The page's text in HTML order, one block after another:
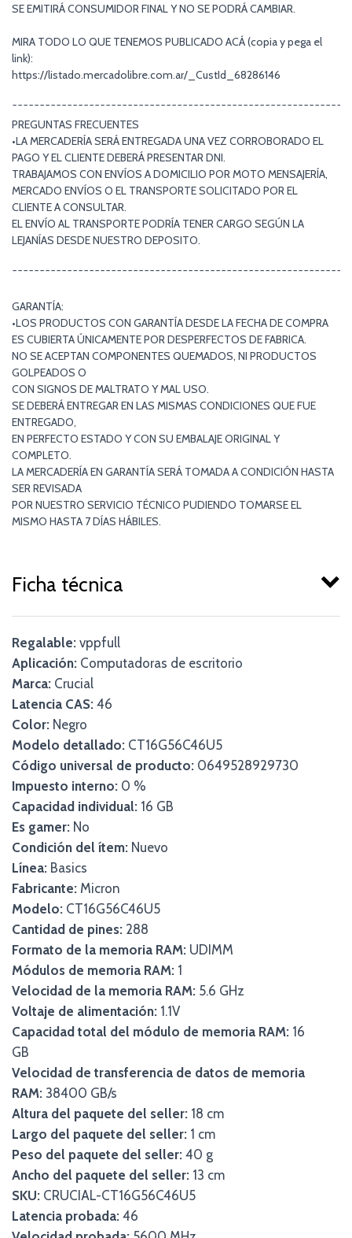
SE EMITIRÁ CONSUMIDOR FINAL Y NO SE PODRÁ CAMBIAR.
MIRA TODO LO QUE TENEMOS PUBLICADO ACÁ (copia y pega el
link):
https://listado.mercadolibre.com.ar/_CustId_68286146
PREGUNTAS FRECUENTES
•LA MERCADERÍA SERÁ ENTREGADA UNA VEZ CORROBORADO EL
PAGO Y EL CLIENTE DEBERÁ PRESENTAR DNI.
TRABAJAMOS CON ENVÍOS A DOMICILIO POR MOTO MENSAJERÍA,
MERCADO ENVÍOS O EL TRANSPORTE SOLICITADO POR EL
CLIENTE A CONSULTAR.
EL ENVÍO AL TRANSPORTE PODRÍA TENER CARGO SEGÚN LA
LEJANÍAS DESDE NUESTRO DEPOSITO.
GARANTÍA:
•LOS PRODUCTOS CON GARANTÍA DESDE LA FECHA DE COMPRA
ES CUBIERTA ÚNICAMENTE POR DESPERFECTOS DE FABRICA.
NO SE ACEPTAN COMPONENTES QUEMADOS, NI PRODUCTOS
GOLPEADOS O
CON SIGNOS DE MALTRATO Y MAL USO.
SE DEBERÁ ENTREGAR EN LAS MISMAS CONDICIONES QUE FUE
ENTREGADO,
EN PERFECTO ESTADO Y CON SU EMBALAJE ORIGINAL Y
COMPLETO.
LA MERCADERÍA EN GARANTÍA SERÁ TOMADA A CONDICIÓN HASTA
SER REVISADA
POR NUESTRO SERVICIO TÉCNICO PUDIENDO TOMARSE EL
MISMO HASTA 7 DÍAS HÁBILES.
Ficha técnica
Regalable: vppfull
Aplicación: Computadoras de escritorio
Marca: Crucial
Latencia CAS: 46
Color: Negro
Modelo detallado: CT16G56C46U5
Código universal de producto: 0649528929730
Impuesto interno: 0 %
Capacidad individual: 16 GB
Es gamer: No
Condición del ítem: Nuevo
Línea: Basics
Fabricante: Micron
Modelo: CT16G56C46U5
Cantidad de pines: 288
Formato de la memoria RAM: UDIMM
Módulos de memoria RAM: 1
Velocidad de la memoria RAM: 5.6 GHz
Voltaje de alimentación: 1.1V
Capacidad total del módulo de memoria RAM: 16
GB
Velocidad de transferencia de datos de memoria
RAM: 38400 GB/s
Altura del paquete del seller: 18 cm
Largo del paquete del seller: 1 cm
Peso del paquete del seller: 40 g
Ancho del paquete del seller: 13 cm
SKU: CRUCIAL-CT16G56C46U5
Latencia probada: 46